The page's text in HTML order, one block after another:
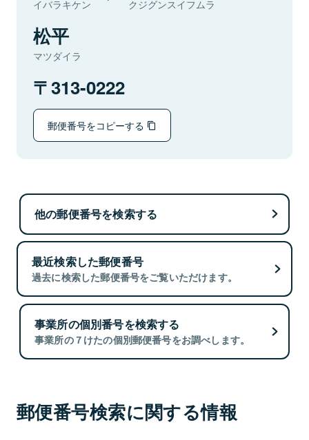
イバラキケン クジグンスイフムラ
松平
マツダイラ
313-0222
郵便番号をコピーする
他の郵便番号を検索する
最近検索した郵便番号
過去に検索した郵便番号をご覧いただけます。
事業所の個別番号を検索する
事業所の７けたの個別郵便番号をお調べします。
郵便番号検索に関する情報